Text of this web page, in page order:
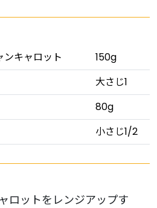
キャロット
150g
大さじ1
80g
小さじ1/2
ロットをレンジアップす